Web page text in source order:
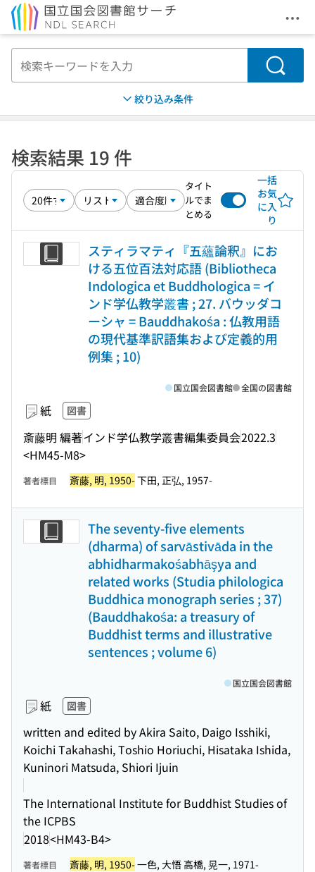
メ
検索
絞り込み条件
検索結果 19 件
タイト
ルでま
とめる
一括
お気
に入
り
スティラマティ『五蘊論釈』にお
ける五位百法対応語 (Bibliotheca
Indologica et Buddhologica = イ
ンド学仏教学叢書 ; 27. バウッダコ
ーシャ = Bauddhakośa : 仏教用語
の現代基準訳語集および定義的用
例集 ; 10)
紙 図書
斎藤明 編著インド学仏教学叢書編集委員会2022.3
<HM45-M8>
国立国会図書館 全国の図書館
著者標目 斎藤, 明, 1950-下田, 正弘, 1957-
The seventy-five elements
(dharma) of sarvāstivāda in the
abhidharmakośabhāşya and
related works (Studia philologica
Buddhica monograph series ; 37)
(Bauddhakośa: a treasury of
Buddhist terms and illustrative
sentences ; volume 6)
紙 図書
written and edited by Akira Saito, Daigo Isshiki,
Koichi Takahashi, Toshio Horiuchi, Hisataka Ishida,
Kuninori Matsuda, Shiori Ijuin
The International Institute for Buddhist Studies of
the ICPBS
2018<HM43-B4>
国立国会図書館
著者標目 斎藤, 明, 1950-一色, 大悟 高橋, 晃一, 1971-